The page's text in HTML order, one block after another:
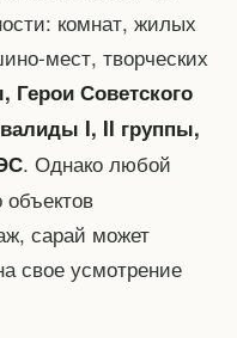
комнат, жилых
мест, творческих
Герои Советского
I, II группы,
. Однако любой
объектов
сарай может
свое усмотрение